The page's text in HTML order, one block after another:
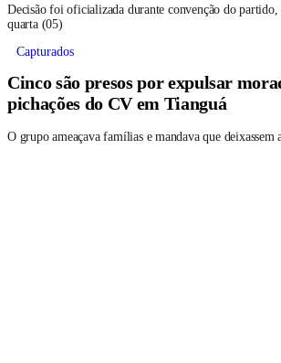
Decisão foi oficializada durante convenção do partido,
quarta (05)
Capturados
Cinco são presos por expulsar
pichações do CV em Tianguá
O grupo ameaçava famílias e mandava que deixassem